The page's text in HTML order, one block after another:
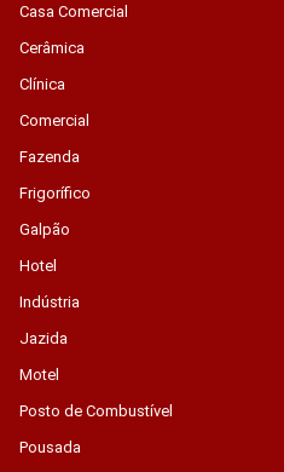
Casa Comercial
Cerâmica
Clínica
Comercial
Fazenda
Frigorífico
Galpão
Hotel
Indústria
Jazida
Motel
Posto de Combustível
Pousada